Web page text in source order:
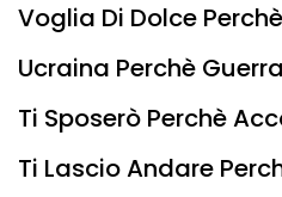
Voglia Di Dolce
Ucraina Perchè
Ti Sposerò Perchè
Ti Lascio Andare